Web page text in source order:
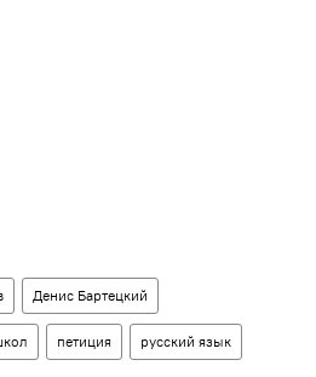
Денис Бартецкий
петиция русский язык